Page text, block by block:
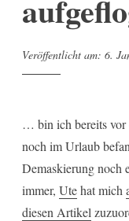
Veröffentlicht am: 6.
… bin ich bereits vor
noch im Urlaub
Demaskierung noch
immer, Utehat mich
diesen Artikel